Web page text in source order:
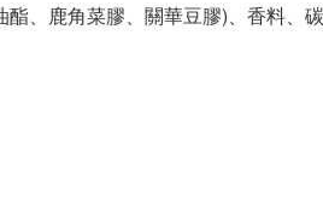
、鹿角菜膠、關華豆膠)、香料、